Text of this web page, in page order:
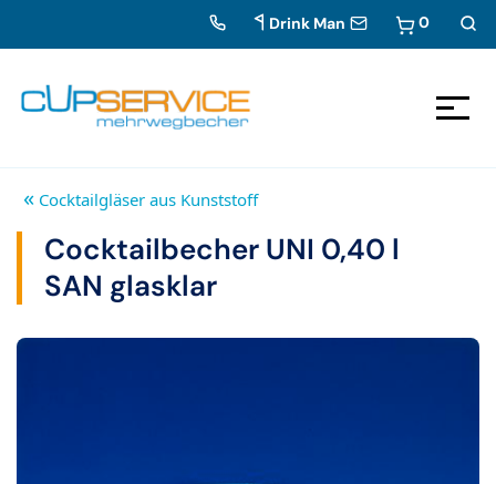
Zum Inhalt springen
Zur Navigation
Drink Man 0
« Cocktailgläser aus Kunststoff
Cocktailbecher UNI 0,40 l
SAN glasklar